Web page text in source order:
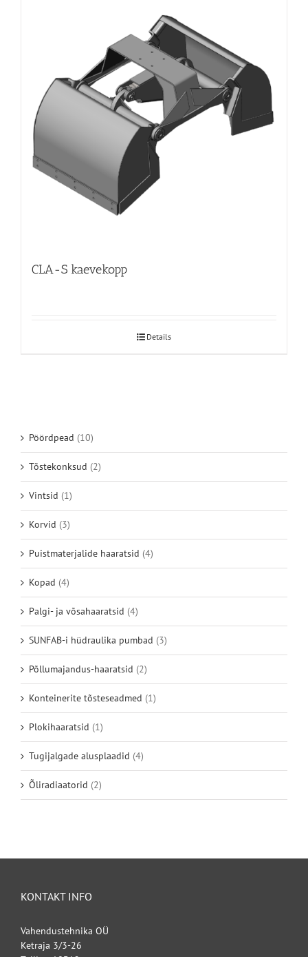
CLA-S kaevekopp
Details
Pöördpead (10)
Tõstekonksud (2)
Vintsid (1)
Korvid (3)
Puistmaterjalide haaratsid (4)
Kopad (4)
Palgi- ja võsahaaratsid (4)
SUNFAB-i hüdraulika pumbad (3)
Põllumajandus-haaratsid (2)
Konteinerite tõsteseadmed (1)
Plokihaaratsid (1)
Tugijalgade alusplaadid (4)
Õliradiaatorid (2)
KONTAKT INFO
Vahendustehnika OÜ
Ketraja 3/3-26